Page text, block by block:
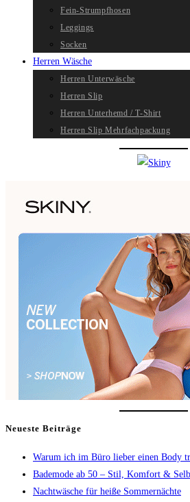
Fein-Strumpfhosen
Leggings
Socken
Herren Wäsche
Herren Unterwäsche
Herren Slip
Herren Unterhemd / T-Shirt
Herren Slip Mehrfachpackung
Neueste Beiträge
Warum ich im Büro lieber einen Body
Bademode ab 50 – Stil, Komfort &
Nachtwäsche für heiße Sommernächte